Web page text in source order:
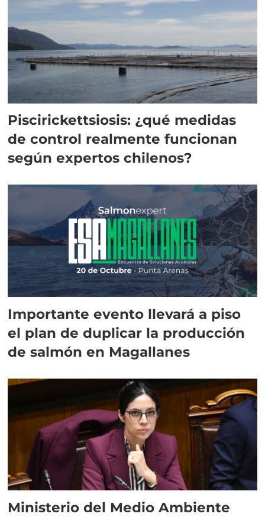
Piscirickettsiosis: ¿qué medidas
de control realmente funcionan
según expertos chilenos?
Importante evento llevará a piso
el plan de duplicar la producción
de salmón en Magallanes
Ministerio del Medio Ambiente